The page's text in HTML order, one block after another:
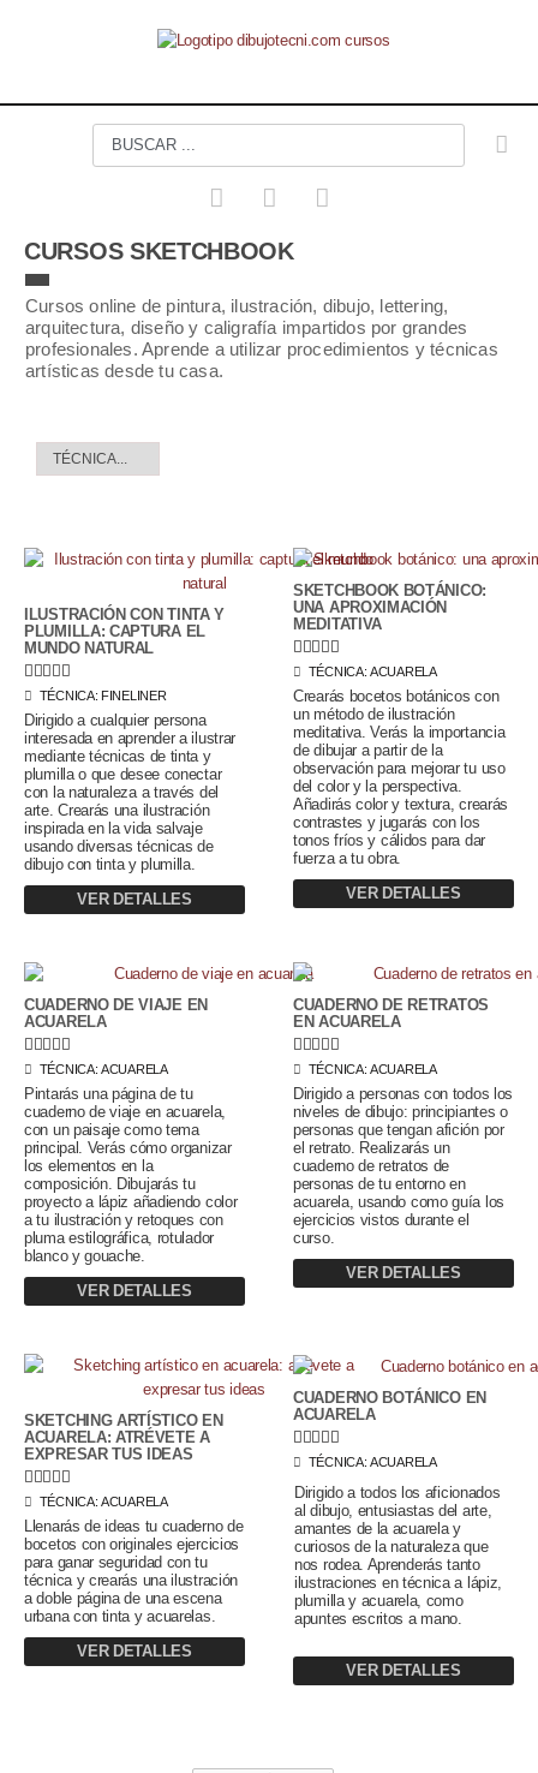
CURSOS SKETCHBOOK
Cursos online de pintura, ilustración, dibujo, lettering,
arquitectura, diseño y caligrafía impartidos por grandes
profesionales. Aprende a utilizar procedimientos y técnicas
artísticas desde tu casa.
ILUSTRACIÓN CON TINTA Y
PLUMILLA: CAPTURA EL
MUNDO NATURAL

TÉCNICA: FINELINER
Dirigido a cualquier persona
interesada en aprender a ilustrar
mediante técnicas de tinta y
plumilla o que desee conectar
con la naturaleza a través del
arte. Crearás una ilustración
inspirada en la vida salvaje
usando diversas técnicas de
dibujo con tinta y plumilla.
VER DETALLES
SKETCHBOOK BOTÁNICO:
UNA APROXIMACIÓN
MEDITATIVA
    
TÉCNICA:ACUARELA
Crearás bocetos botánicos con
un método de ilustración
meditativa. Verás la importancia
de dibujar a partir de la
observación para mejorar tu uso
del color y la perspectiva.
Añadirás color y textura, crearás
contrastes y jugarás con los
tonos fríos y cálidos para dar
fuerza a tu obra.
VER DETALLES
CUADERNO DE VIAJE EN
ACUARELA
    
TÉCNICA:ACUARELA
Pintarás una página de tu
cuaderno de viaje en acuarela,
con un paisaje como tema
principal. Verás cómo organizar
los elementos en la
composición. Dibujarás tu
proyecto a lápiz añadiendo color
a tu ilustración y retoques con
pluma estilográfica, rotulador
blanco y gouache.
VER DETALLES
CUADERNO DE RETRATOS
EN ACUARELA
    
TÉCNICA:ACUARELA
Dirigido a personas con todos los
niveles de dibujo: principiantes o
personas que tengan afición por
el retrato. Realizarás un
cuaderno de retratos de
personas de tu entorno en
acuarela, usando como guía los
ejercicios vistos durante el
curso.
VER DETALLES
SKETCHING ARTÍSTICO EN
ACUARELA: ATRÉVETE A
EXPRESAR TUS IDEAS
    
TÉCNICA:ACUARELA
Llenarás de ideas tu cuaderno de
bocetos con originales ejercicios
para ganar seguridad con tu
técnica y crearás una ilustración
a doble página de una escena
urbana con tinta y acuarelas.
VER DETALLES
CUADERNO BOTÁNICO EN
ACUARELA

TÉCNICA:ACUARELA
Dirigido a todos los aficionados
al dibujo, entusiastas del arte,
amantes de la acuarela y
curiosos de la naturaleza que
nos rodea. Aprenderás tanto
ilustraciones en técnica a lápiz,
plumilla y acuarela, como
apuntes escritos a mano.
VER DETALLES